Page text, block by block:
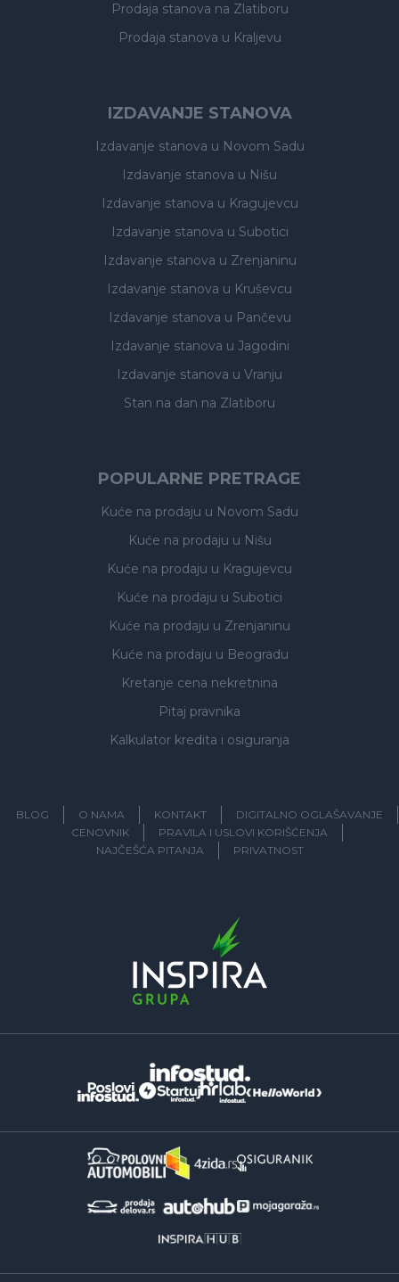
Prodaja stanova na Zlatiboru
Prodaja stanova u Kraljevu
IZDAVANJE STANOVA
Izdavanje stanova u Novom Sadu
Izdavanje stanova u Nišu
Izdavanje stanova u Kragujevcu
Izdavanje stanova u Subotici
Izdavanje stanova u Zrenjaninu
Izdavanje stanova u Kruševcu
Izdavanje stanova u Pančevu
Izdavanje stanova u Jagodini
Izdavanje stanova u Vranju
Stan na dan na Zlatiboru
POPULARNE PRETRAGE
Kuće na prodaju u Novom Sadu
Kuće na prodaju u Nišu
Kuće na prodaju u Kragujevcu
Kuće na prodaju u Subotici
Kuće na prodaju u Zrenjaninu
Kuće na prodaju u Beogradu
Kretanje cena nekretnina
Pitaj pravnika
Kalkulator kredita i osiguranja
BLOG O NAMA KONTAKT
DIGITALNO OGLAŠAVANJE
CENOVNIK
PRAVILA I USLOVI KORIŠĆENJA
NAJČEŠĆA PITANJA
PRIVATNOST